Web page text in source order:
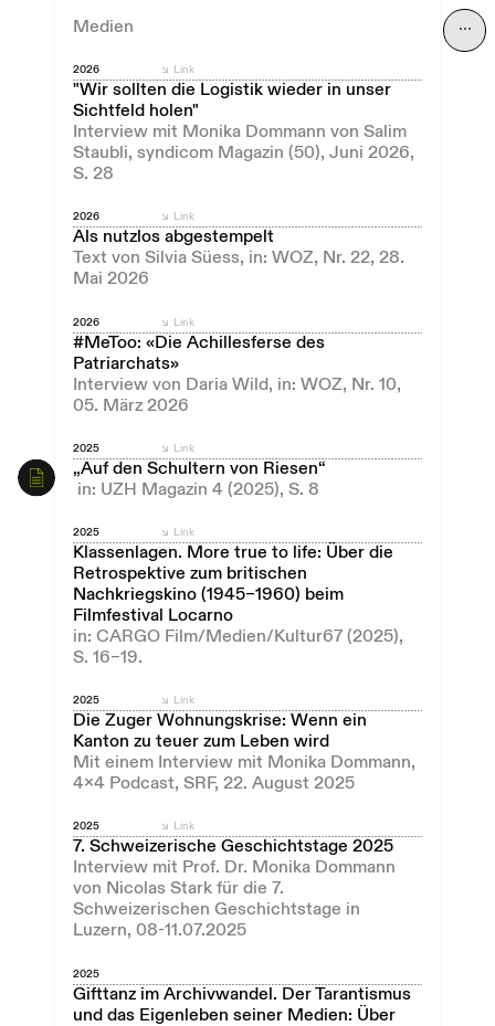
⋯
Medien
2026
"Wir sollten die Logistik wieder in unser
Sichtfeld holen"
Interview mit Monika Dommann von Salim
Staubli, syndicom Magazin (50), Juni 2026,
S. 28
Link
2026
Als nutzlos abgestempelt
Text von Silvia Süess, in: WOZ, Nr. 22, 28.
Mai 2026
Link
2026
#MeToo: «Die Achillesferse des
Patriarchats»
Interview von Daria Wild, in: WOZ, Nr. 10,
05. März 2026
Link
2025
„Auf den Schultern von Riesen“
in: UZH Magazin 4 (2025), S. 8
Link
2025
Klassenlagen. More true to life: Über die
Retrospektive zum britischen
Nachkriegskino (1945–1960) beim
Filmfestival Locarno
in: CARGO Film/Medien/Kultur67 (2025),
S. 16–19.
Link
2025
Die Zuger Wohnungskrise: Wenn ein
Kanton zu teuer zum Leben wird
Mit einem Interview mit Monika Dommann,
4x4 Podcast, SRF, 22. August 2025
Link
2025
7. Schweizerische Geschichtstage 2025
Interview mit Prof. Dr. Monika Dommann
von Nicolas Stark für die 7.
Schweizerischen Geschichtstage in
Luzern, 08-11.07.2025
Link
2025
Gifttanz im Archivwandel. Der Tarantismus
und das Eigenleben seiner Medien: Über